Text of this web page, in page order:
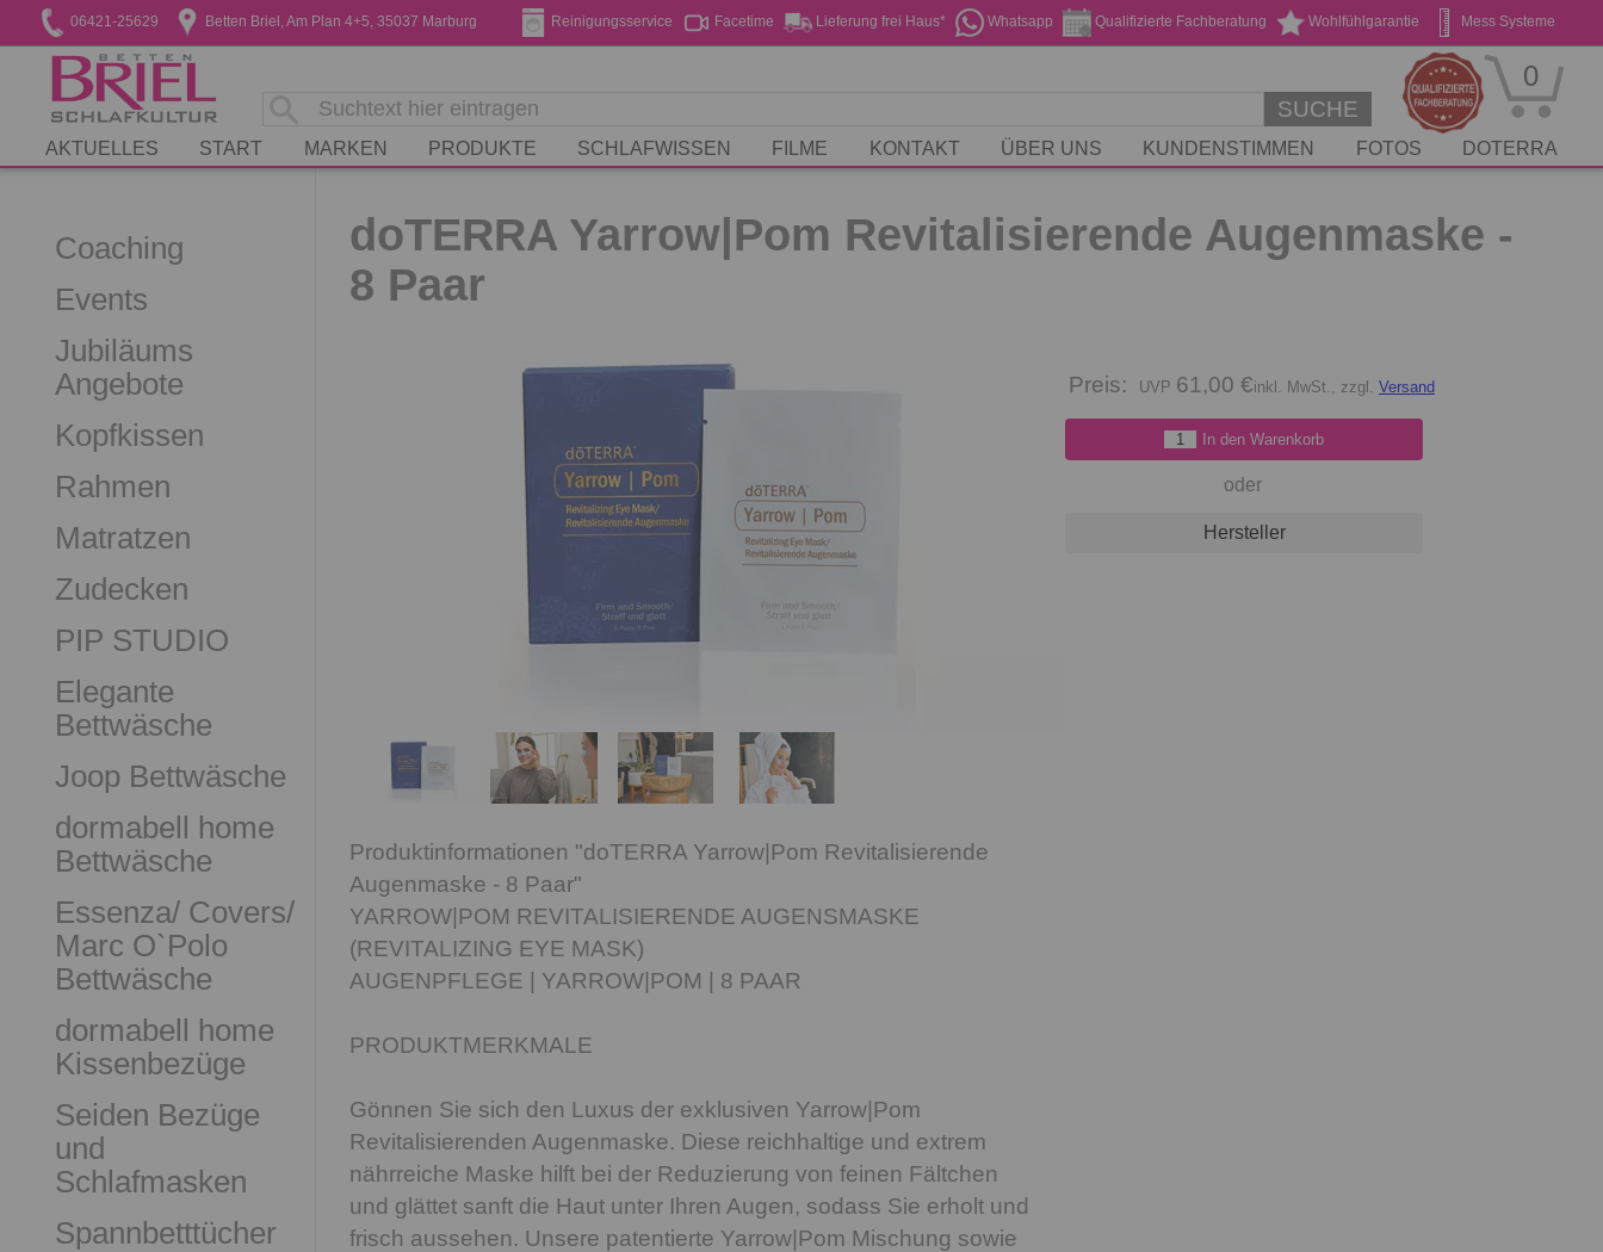
06421-25629 Betten Briel, Am Plan 4+5, 35037 Marburg Mess Systeme
Wohlfühlgarantie
Qualifizierte Fachberatung
Whatsapp
Lieferung frei Haus*
Facetime
Reinigungsservice
Stickservice
Geschenk Gutscheine
SUCHE
0
AKTUELLES START MARKEN PRODUKTE SCHLAFWISSEN FILME KONTAKT ÜBER UNS KUNDENSTIMMEN FOTOS DOTERRA
Coaching
Events
Jubiläums
Angebote
Kopfkissen
Rahmen
Matratzen
Zudecken
PIP STUDIO
Elegante
Bettwäsche
Joop Bettwäsche
dormabell home
Bettwäsche
Essenza/ Covers/
Marc O`Polo
Bettwäsche
dormabell home
Kissenbezüge
Seiden Bezüge
und
Schlafmasken
Spannbetttücher
doTERRA Yarrow|Pom Revitalisierende Augenmaske -
8 Paar
Produktinformationen "doTERRA Yarrow|Pom Revitalisierende
Augenmaske - 8 Paar"
YARROW|POM REVITALISIERENDE AUGENSMASKE
(REVITALIZING EYE MASK)
AUGENPFLEGE | YARROW|POM | 8 PAAR
PRODUKTMERKMALE
Gönnen Sie sich den Luxus der exklusiven Yarrow|Pom
Revitalisierenden Augenmaske. Diese reichhaltige und extrem
nährreiche Maske hilft bei der Reduzierung von feinen Fältchen
und glättet sanft die Haut unter Ihren Augen, sodass Sie erholt und
frisch aussehen. Unsere patentierte Yarrow|Pom Mischung sowie
Preis: 61,00 €inkl. MwSt., zzgl. Versand
In den Warenkorb
oder
Hersteller